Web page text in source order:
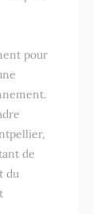
pour
de
du